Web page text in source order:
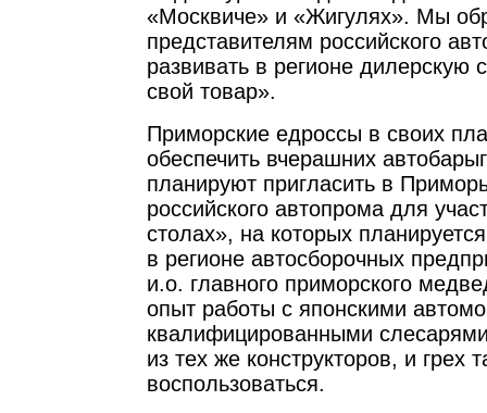
«Москвиче» и «Жигулях». Мы
представителям российского
развивать в регионе дилерскую
свой товар».
Приморские едроссы в своих
обеспечить вчерашних
планируют пригласить в
российского автопрома для
столах», на которых
в регионе автосборочных
и.о. главного приморского
опыт работы с японскими
квалифицированными
из тех же конструкторов, и грех
воспользоваться.